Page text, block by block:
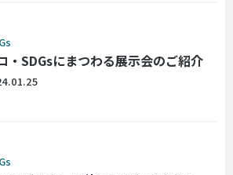
・SDGsにまつわる展示会のご紹介